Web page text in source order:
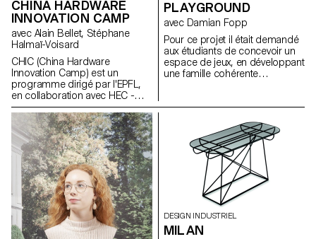
CHINA HARDWARE
INNOVATION CAMP
avec Alain Bellet, Stéphane
Halmaï-Voisard
CHIC (China Hardware
Innovation Camp) est un
programme dirigé par l'EPFL,
en collaboration avec HEC -
Lausanne et l'ECAL. En équipes
interdisciplinaires, les étudiants
des différentes institutions ont
9 mois pour créer un prototype
d'objet connecté. La phase
finale du programme emmène
les étudiants à Shenzhen puis
à Hong Kong afin de se
confronter aux enjeux
d'industrialisation, de
financement et aux réalités du
marché chinois.
PLAYGROUND
avec Damian Fopp
Pour ce projet il était demandé
aux étudiants de concevoir un
espace de jeux, en développant
une famille cohérente
dans la région Lausannoise.
rechercher, identifier,
sélectionner, analyser et
documenter un site afin qu’il
s’intègre harmonieusement au
tissu urbain local.
DESIGN INDUSTRIEL
MILAN